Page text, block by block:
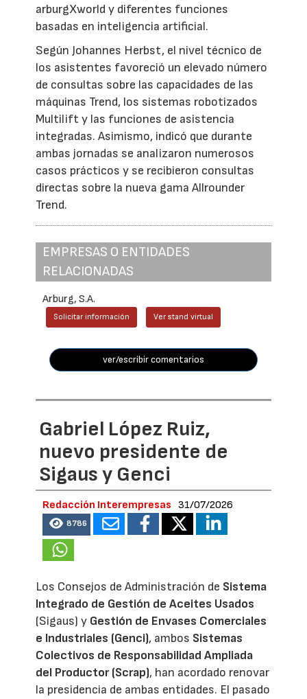
arburgXworld y diferentes funciones
basadas en inteligencia artificial.
Según Johannes Herbst, el nivel técnico de
los asistentes favoreció un elevado número
de consultas sobre las capacidades de las
máquinas Trend, los sistemas robotizados
Multilift y las funciones de asistencia
integradas. Asimismo, indicó que durante
ambas jornadas se analizaron numerosos
casos prácticos y se recibieron consultas
directas sobre la nueva gama Allrounder
Trend.
EMPRESAS O ENTIDADES
RELACIONADAS
Arburg, S.A.
Solicitar información Ver stand virtual
ver/escribir comentarios
Gabriel López Ruiz,
nuevo presidente de
Sigaus y Genci
Redacción Interempresas 31/07/2026
8786
Los Consejos de Administración de Sistema
Integrado de Gestión de Aceites Usados
(Sigaus) y Gestión de Envases Comerciales
e Industriales (Genci), ambos Sistemas
Colectivos de Responsabilidad Ampliada
del Productor (Scrap), han acordado renovar
la presidencia de ambas entidades. El pasado